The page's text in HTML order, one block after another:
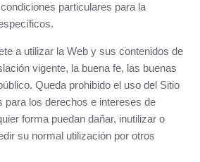
particulares para la
a utilizar la Web y sus contenidos de
vigente, la buena fe, las buenas
Queda prohibido el uso del Sitio
para los derechos e intereses de
forma puedan dañar, inutilizar o
su normal utilización por otros